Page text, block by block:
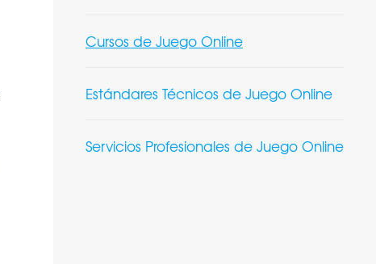
Cursos de Juego Online
Estándares Técnicos de Juego Online
Servicios Profesionales de Juego Online